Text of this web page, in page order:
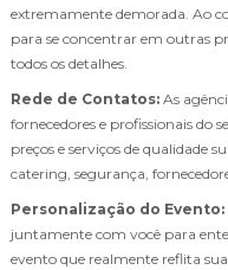
extremamente demorada. Ao
para se concentrar em outras
todos os detalhes.
Rede de Contatos: As
fornecedores e profissionais do
preços e serviços de qualidade
catering, segurança,
Personalização do Evento:
juntamente com você para
evento que realmente reflita